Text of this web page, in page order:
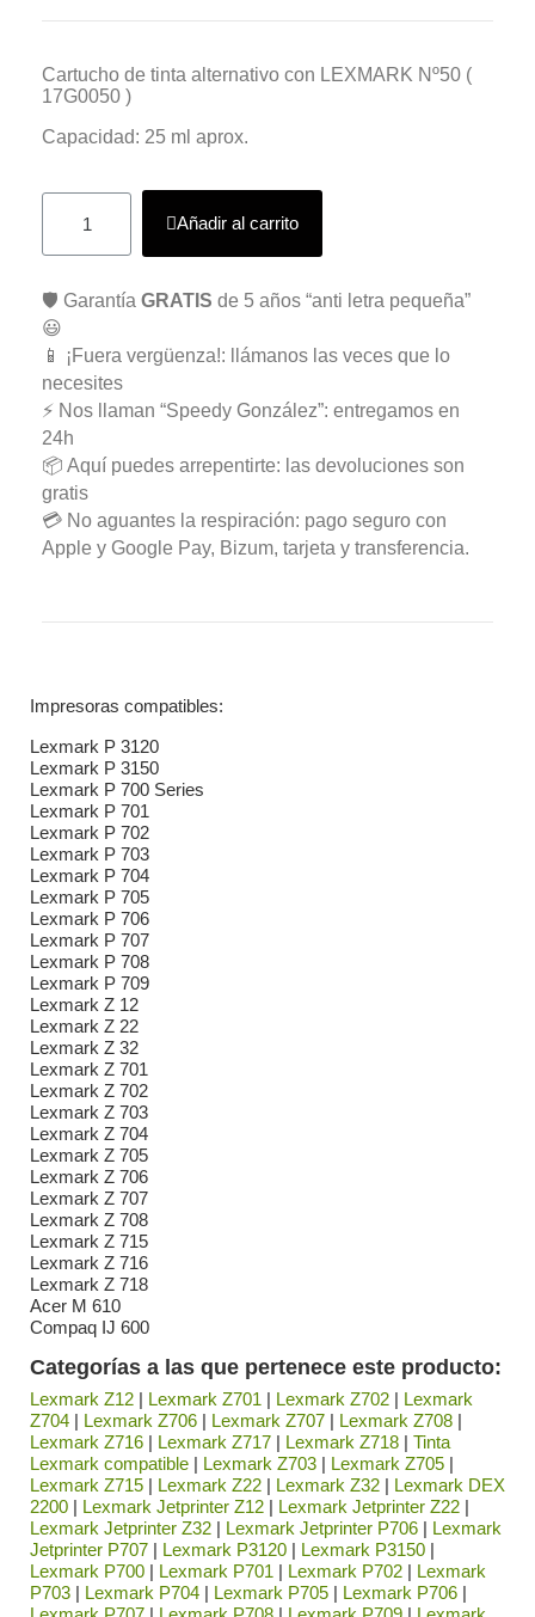
Cartucho de tinta alternativo con LEXMARK Nº50 (
17G0050 )
Capacidad: 25 ml aprox.
Añadir al carrito
🛡️ Garantía GRATIS de 5 años “anti letra pequeña”
😃
📱 ¡Fuera vergüenza!: llámanos las veces que lo
necesites
⚡ Nos llaman “Speedy González”: entregamos en
24h
📦 Aquí puedes arrepentirte: las devoluciones son
gratis
💳 No aguantes la respiración: pago seguro con
Apple y Google Pay, Bizum, tarjeta y transferencia.
Impresoras compatibles:
Lexmark P 3120
Lexmark P 3150
Lexmark P 700 Series
Lexmark P 701
Lexmark P 702
Lexmark P 703
Lexmark P 704
Lexmark P 705
Lexmark P 706
Lexmark P 707
Lexmark P 708
Lexmark P 709
Lexmark Z 12
Lexmark Z 22
Lexmark Z 32
Lexmark Z 701
Lexmark Z 702
Lexmark Z 703
Lexmark Z 704
Lexmark Z 705
Lexmark Z 706
Lexmark Z 707
Lexmark Z 708
Lexmark Z 715
Lexmark Z 716
Lexmark Z 718
Acer M 610
Compaq IJ 600
Categorías a las que pertenece este producto:
Lexmark Z12 | Lexmark Z701 | Lexmark Z702 | Lexmark
Z704 | Lexmark Z706 | Lexmark Z707 | Lexmark Z708 |
Lexmark Z716 | Lexmark Z717 | Lexmark Z718 | Tinta
Lexmark compatible | Lexmark Z703 | Lexmark Z705 |
Lexmark Z715 | Lexmark Z22 | Lexmark Z32 | Lexmark DEX
2200 | Lexmark Jetprinter Z12 | Lexmark Jetprinter Z22 |
Lexmark Jetprinter Z32 | Lexmark Jetprinter P706 | Lexmark
Jetprinter P707 | Lexmark P3120 | Lexmark P3150 |
Lexmark P700 | Lexmark P701 | Lexmark P702 | Lexmark
P703 | Lexmark P704 | Lexmark P705 | Lexmark P706 |